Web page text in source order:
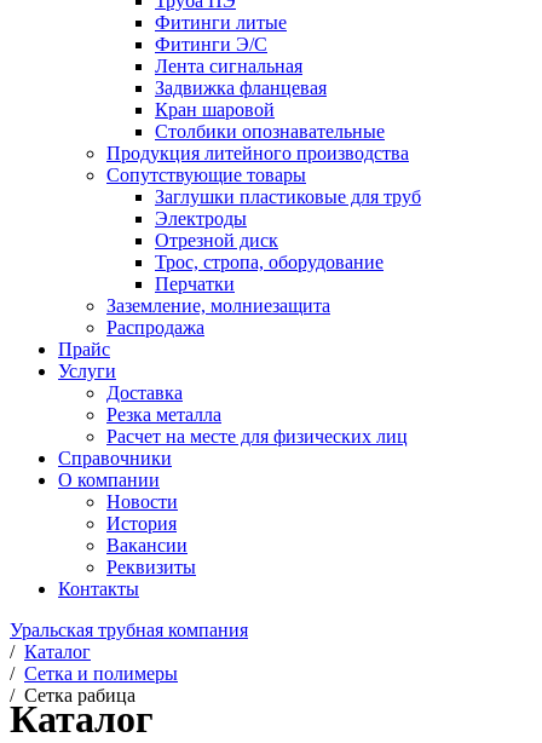
Фитинги литые
Фитинги Э/С
Лента сигнальная
Задвижка фланцевая
Кран шаровой
Столбики опознавательные
Продукция литейного производства
Сопутствующие товары
Заглушки пластиковые для труб
Электроды
Отрезной диск
Трос, стропа, оборудование
Перчатки
Заземление, молниезащита
Распродажа
Прайс
Услуги
Доставка
Резка металла
Расчет на месте для физических лиц
Справочники
О компании
Новости
История
Вакансии
Реквизиты
Контакты
Уральская трубная компания
/ Каталог
/ Сетка и полимеры
/ Сетка рабица
Каталог